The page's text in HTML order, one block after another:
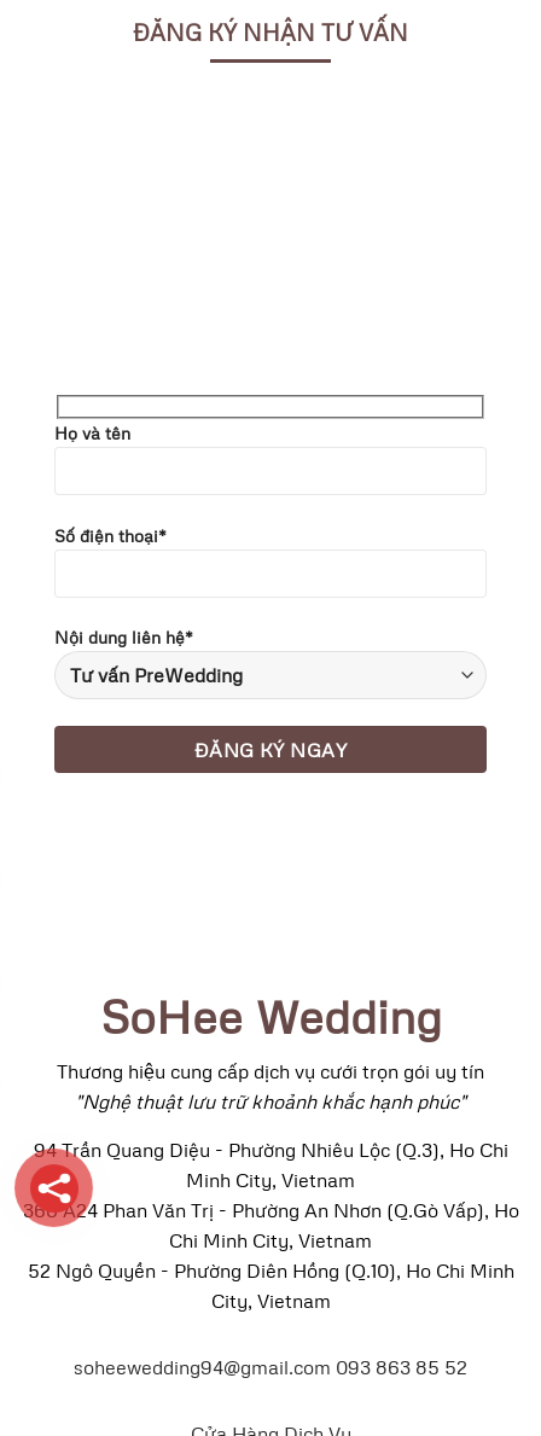
ĐĂNG KÝ NHẬN TƯ VẤN
Họ và tên
Số điện thoại*
Nội dung liên hệ*
SoHee Wedding
Thương hiệu cung cấp dịch vụ cưới trọn gói uy tín
"Nghệ thuật lưu trữ khoảnh khắc hạnh phúc"
94 Trần Quang Diệu - Phường Nhiêu Lộc (Q.3), Ho Chi
Minh City, Vietnam
366 A24 Phan Văn Trị - Phường An Nhơn (Q.Gò Vấp), Ho
Chi Minh City, Vietnam
52 Ngô Quyền - Phường Diên Hồng (Q.10), Ho Chi Minh
City, Vietnam
soheewedding94@gmail.com 093 863 85 52